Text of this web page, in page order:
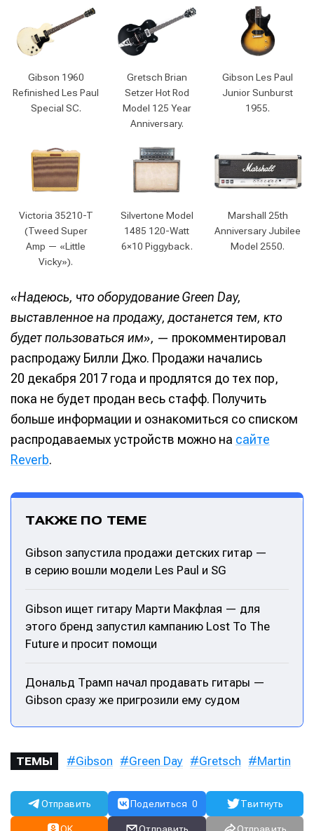
Gibson 1960
Refinished Les Paul
Special SC.
Gretsch Brian
Setzer Hot Rod
Model 125 Year
Anniversary.
Gibson Les Paul
Junior Sunburst
1955.
Victoria 35210-T
(Tweed Super
Amp — «Little
Vicky»).
Silvertone Model
1485 120-Watt
6×10 Piggyback.
Marshall 25th
Anniversary Jubilee
Model 2550.
«Надеюсь, что оборудование Green Day,
выставленное на продажу, достанется тем, кто
будет пользоваться им», — прокомментировал
распродажу Билли Джо. Продажи начались
20 декабря 2017 года и продлятся до тех пор,
пока не будет продан весь стафф. Получить
больше информации и ознакомиться со списком
распродаваемых устройств можно на сайте
Reverb.
ТАКЖЕ ПО ТЕМЕ
Gibson запустила продажи детских гитар —
в серию вошли модели Les Paul и SG
Gibson ищет гитару Марти Макфлая — для
этого бренд запустил кампанию Lost To The
Future и просит помощи
Дональд Трамп начал продавать гитары —
Gibson сразу же пригрозили ему судом
ТЕМЫ Gibson Green Day Gretsch Martin
Отправить Поделиться 0 Твитнуть